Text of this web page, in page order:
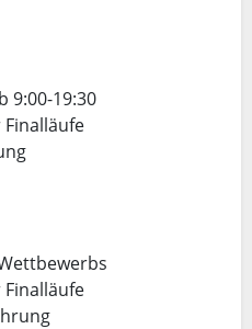
9:00-19:30